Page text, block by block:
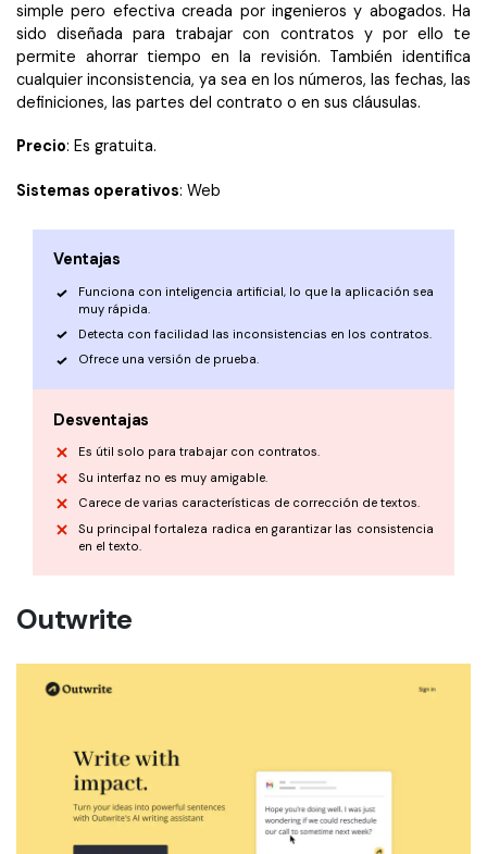
simple pero efectiva creada por ingenieros y abogados. Ha
sido diseñada para trabajar con contratos y por ello te
permite ahorrar tiempo en la revisión. También identifica
cualquier inconsistencia, ya sea en los números, las fechas, las
definiciones, las partes del contrato o en sus cláusulas.
Precio: Es gratuita.
Sistemas operativos: Web
Ventajas
Funciona con inteligencia artificial, lo que la aplicación sea
muy rápida.
Detecta con facilidad las inconsistencias en los contratos.
Ofrece una versión de prueba.
Desventajas
Es útil solo para trabajar con contratos.
Su interfaz no es muy amigable.
Carece de varias características de corrección de textos.
Su principal fortaleza radica en garantizar las consistencia
en el texto.
Outwrite